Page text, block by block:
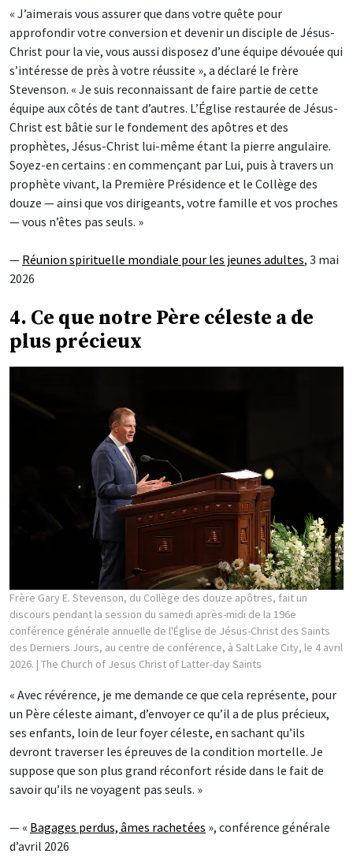
« J’aimerais vous assurer que dans votre quête pour
approfondir votre conversion et devenir un disciple de Jésus-
Christ pour la vie, vous aussi disposez d’une équipe dévouée qui
s’intéresse de près à votre réussite », a déclaré le frère
Stevenson. « Je suis reconnaissant de faire partie de cette
équipe aux côtés de tant d’autres. L’Église restaurée de Jésus-
Christ est bâtie sur le fondement des apôtres et des
prophètes, Jésus-Christ lui-même étant la pierre angulaire.
Soyez-en certains : en commençant par Lui, puis à travers un
prophète vivant, la Première Présidence et le Collège des
douze — ainsi que vos dirigeants, votre famille et vos proches
— vous n’êtes pas seuls. »
— Réunion spirituelle mondiale pour les jeunes adultes, 3 mai
2026
4. Ce que notre Père céleste a de
plus précieux
Frère Gary E. Stevenson, du Collège des douze apôtres, fait un
discours pendant la session du samedi après-midi de la 196e
conférence générale annuelle de l'Église de Jésus-Christ des Saints
des Derniers Jours, au centre de conférence, à Salt Lake City, le 4 avril
2026. | The Church of Jesus Christ of Latter-day Saints
« Avec révérence, je me demande ce que cela représente, pour
un Père céleste aimant, d’envoyer ce qu’il a de plus précieux,
ses enfants, loin de leur foyer céleste, en sachant qu’ils
devront traverser les épreuves de la condition mortelle. Je
suppose que son plus grand réconfort réside dans le fait de
savoir qu’ils ne voyagent pas seuls. »
— « Bagages perdus, âmes rachetées », conférence générale
d’avril 2026